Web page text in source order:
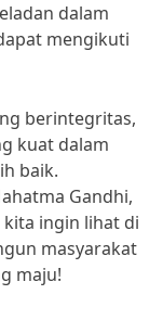
dalam
mengikuti
berintegritas,
kuat dalam
baik.
Gandhi,
kita ingin lihat di
masyarakat
maju!